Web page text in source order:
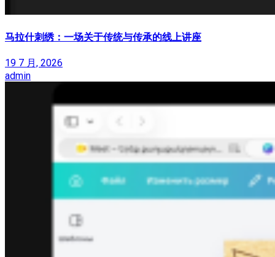
马拉什刺绣：一场关于传统与传承的线上讲座
19 7 月, 2026
admin